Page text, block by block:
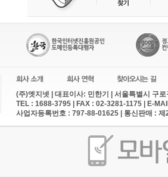
(주)엣지넷 | 대표이사: 민한기 | 서울특별시 구
TEL : 1688-3795 | FAX : 02-3281-1175 | E-
사업자등록번호 : 797-88-01625 | 통신판매 :